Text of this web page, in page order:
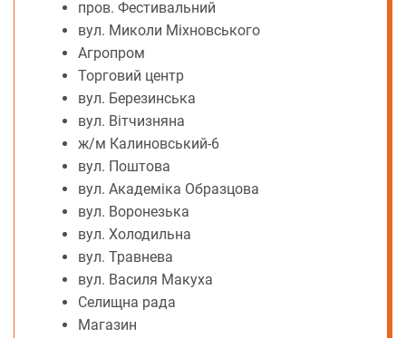
пров. Фестивальний
вул. Миколи Міхновського
Агропром
Торговий центр
вул. Березинська
вул. Вітчизняна
ж/м Калиновський-6
вул. Поштова
вул. Академіка Образцова
вул. Воронезька
вул. Холодильна
вул. Травнева
вул. Василя Макуха
Селищна рада
Магазин